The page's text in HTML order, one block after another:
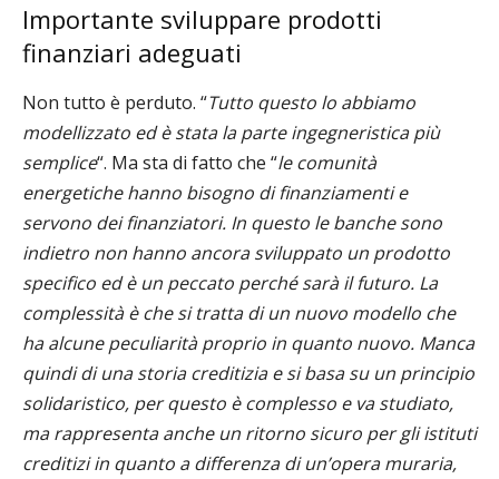
Importante sviluppare prodotti
finanziari adeguati
Non tutto è perduto. “Tutto questo lo abbiamo
modellizzato ed è stata la parte ingegneristica più
semplice“. Ma sta di fatto che “le comunità
energetiche hanno bisogno di finanziamenti e
servono dei finanziatori. In questo le banche sono
indietro non hanno ancora sviluppato un prodotto
specifico ed è un peccato perché sarà il futuro. La
complessità è che si tratta di un nuovo modello che
ha alcune peculiarità proprio in quanto nuovo. Manca
quindi di una storia creditizia e si basa su un principio
solidaristico, per questo è complesso e va studiato,
ma rappresenta anche un ritorno sicuro per gli istituti
creditizi in quanto a differenza di un’opera muraria,